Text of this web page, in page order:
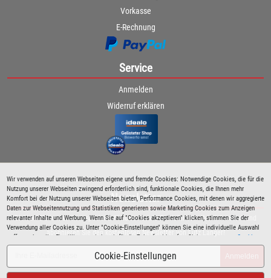
Wir verwenden auf unseren Webseiten eigene und fremde Cookies: Notwendige Cookies, die für die
Nutzung unserer Webseiten zwingend erforderlich sind, funktionale Cookies, die Ihnen mehr
Komfort bei der Nutzung unserer Webseiten bieten, Performance Cookies, mit denen wir aggregierte
Daten zur Webseitennutzung und Statistiken generieren sowie Marketing Cookies zum Anzeigen
relevanter Inhalte und Werbung. Wenn Sie auf "Cookies akzeptieren" klicken, stimmen Sie der
Verwendung aller Cookies zu. Unter "Cookie-Einstellungen" können Sie eine individuelle Auswahl
treffen und erteilte Einwilligungen jederzeit für die Zukunft widerrufen. Siehe auch unsere Cookie
Richtlinie.
Cookie-Einstellungen
Vorkasse
E-Rechnung
Service
Anmelden
Widerruf erklären
Newsletter
Bleiben Sie immer über spezielle Aktionen sowie Produktneuheiten informiert und
abonnieren Sie den kostenlosen Newsletter von Lutz Langer!